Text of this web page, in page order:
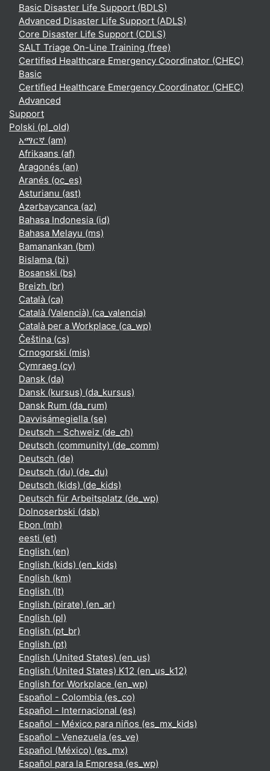
Basic Disaster Life Support (BDLS)
Advanced Disaster Life Support (ADLS)
Core Disaster Life Support (CDLS)
SALT Triage On-Line Training (free)
Certified Healthcare Emergency Coordinator (CHEC)
Basic
Certified Healthcare Emergency Coordinator (CHEC)
Advanced
Support
Polski ‎(pl_old)‎
አማርኛ ‎(am)‎
Afrikaans ‎(af)‎
Aragonés ‎(an)‎
Aranés ‎(oc_es)‎
Asturianu ‎(ast)‎
Azərbaycanca ‎(az)‎
Bahasa Indonesia ‎(id)‎
Bahasa Melayu ‎(ms)‎
Bamanankan ‎(bm)‎
Bislama ‎(bi)‎
Bosanski ‎(bs)‎
Breizh ‎(br)‎
Català ‎(ca)‎
Català (Valencià) ‎(ca_valencia)‎
Català per a Workplace ‎(ca_wp)‎
Čeština ‎(cs)‎
Crnogorski ‎(mis)‎
Cymraeg ‎(cy)‎
Dansk ‎(da)‎
Dansk (kursus) ‎(da_kursus)‎
Dansk Rum ‎(da_rum)‎
Davvisámegiella ‎(se)‎
Deutsch - Schweiz ‎(de_ch)‎
Deutsch (community) ‎(de_comm)‎
Deutsch ‎(de)‎
Deutsch (du) ‎(de_du)‎
Deutsch (kids) ‎(de_kids)‎
Deutsch für Arbeitsplatz ‎(de_wp)‎
Dolnoserbski ‎(dsb)‎
Ebon ‎(mh)‎
eesti ‎(et)‎
English ‎(en)‎
English (kids) ‎(en_kids)‎
English ‎(km)‎
English ‎(lt)‎
English (pirate) ‎(en_ar)‎
English ‎(pl)‎
English ‎(pt_br)‎
English ‎(pt)‎
English (United States) ‎(en_us)‎
English (United States) K12 ‎(en_us_k12)‎
English for Workplace ‎(en_wp)‎
Español - Colombia ‎(es_co)‎
Español - Internacional ‎(es)‎
Español - México para niños ‎(es_mx_kids)‎
Español - Venezuela ‎(es_ve)‎
Español (México) ‎(es_mx)‎
Español para la Empresa ‎(es_wp)‎